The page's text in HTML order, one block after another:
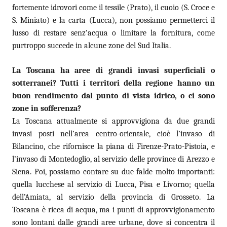
fortemente idrovori come il tessile (Prato), il cuoio (S. Croce e
S. Miniato) e la carta (Lucca), non possiamo permetterci il
lusso di restare senz’acqua o limitare la fornitura, come
purtroppo succede in alcune zone del Sud Italia.
La Toscana ha aree di grandi invasi superficiali o
sotterranei? Tutti i territori della regione hanno un
buon rendimento dal punto di vista idrico, o ci sono
zone in sofferenza?
La Toscana attualmente si approvvigiona da due grandi
invasi posti nell’area centro-orientale, cioè l’invaso di
Bilancino, che rifornisce la piana di Firenze-Prato-Pistoia, e
l’invaso di Montedoglio, al servizio delle province di Arezzo e
Siena. Poi, possiamo contare su due falde molto importanti:
quella lucchese al servizio di Lucca, Pisa e Livorno; quella
dell’Amiata, al servizio della provincia di Grosseto. La
Toscana è ricca di acqua, ma i punti di approvvigionamento
sono lontani dalle grandi aree urbane, dove si concentra il